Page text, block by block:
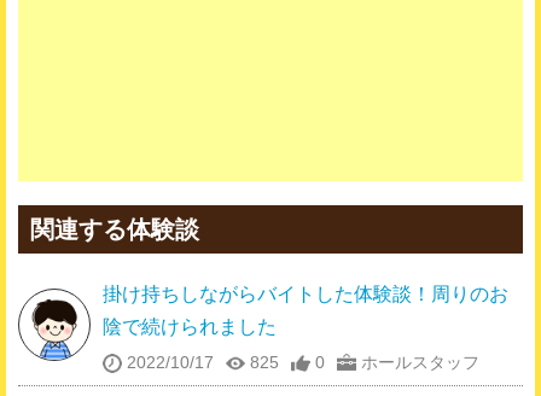
関連する体験談
掛け持ちしながらバイトした体験談！周りのお
陰で続けられました
2022/10/17 825 0 ホールスタッフ